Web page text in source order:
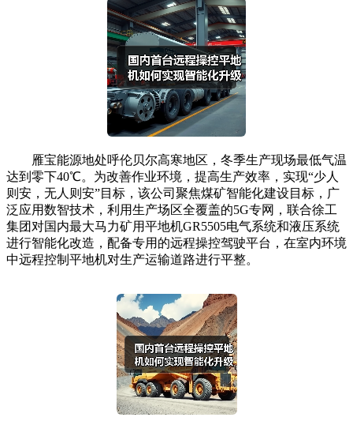
雁宝能源地处呼伦贝尔高寒地区，冬季生产现场最低气温
达到零下40℃。为改善作业环境，提高生产效率，实现“少人
则安，无人则安”目标，该公司聚焦煤矿智能化建设目标，广
泛应用数智技术，利用生产场区全覆盖的5G专网，联合徐工
集团对国内最大马力矿用平地机GR5505电气系统和液压系统
进行智能化改造，配备专用的远程操控驾驶平台，在室内环境
中远程控制平地机对生产运输道路进行平整。